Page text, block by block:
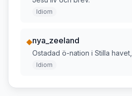
Idiom
◆nya_zeeland
Ostadad ö-nation i Stilla
Idiom